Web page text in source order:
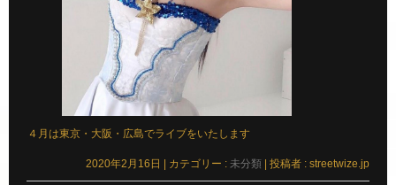
４月は東京・大阪・広島でライブをいたします
2020年2月16日 カテゴリー : 未分類 投稿者 : streetwize.jp